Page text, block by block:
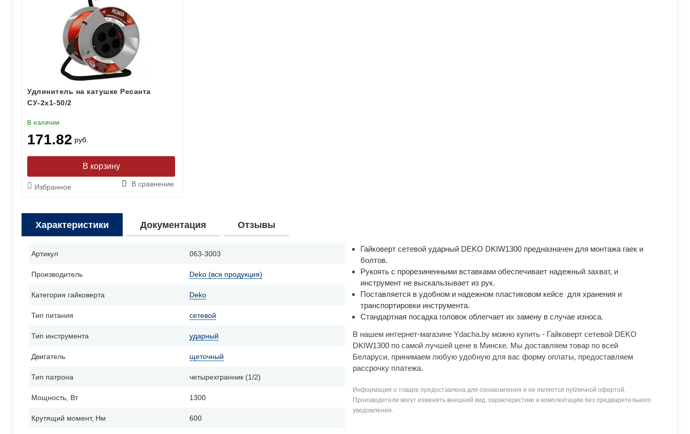
Удлинитель на катушке Ресанта
СУ-2х1-50/2
В наличии
171.82 руб.
Избранное В сравнение
Характеристики Документация Отзывы
Артикул 063-3003
Производитель Deko (вся продукция)
Категория гайковерта Deko
Тип питания сетевой
Тип инструмента ударный
Двигатель щеточный
Тип патрона четырехгранник (1/2)
Мощность, Вт 1300
Крутящий момент, Нм 600
Гайковерт сетевой ударный DEKO DKIW1300 предназначен для монтажа гаек и
болтов.
Рукоять с прорезиненными вставками обеспечивает надежный захват, и
инструмент не выскальзывает из рук.
Поставляется в удобном и надежном пластиковом кейсе для хранения и
транспортировки инструмента.
Стандартная посадка головок облегчает их замену в случае износа.
В нашем интернет-магазине Ydacha.by можно купить - Гайковерт сетевой DEKO
DKIW1300 по самой лучшей цене в Минске. Мы доставляем товар по всей
Беларуси, принимаем любую удобную для вас форму оплаты, предоставляем
рассрочку платежа.
Информация о товаре предоставлена для ознакомления и не является публичной офертой.
Производители могут изменять внешний вид, характеристики и комплектацию без предварительного
уведомления.